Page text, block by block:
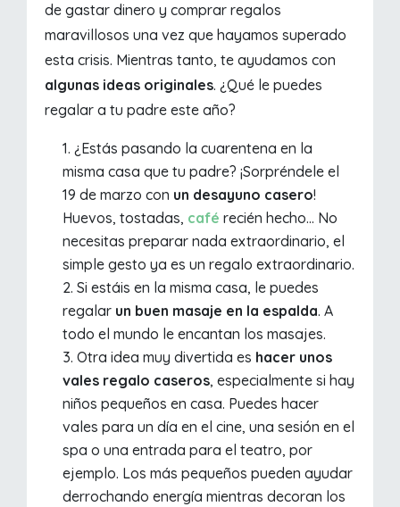
de gastar dinero y comprar regalos
maravillosos una vez que hayamos superado
esta crisis. Mientras tanto, te ayudamos con
algunas ideas originales. ¿Qué le puedes
regalar a tu padre este año?
¿Estás pasando la cuarentena en la
misma casa que tu padre? ¡Sorpréndele el
19 de marzo con un desayuno casero!
Huevos, tostadas, café recién hecho... No
necesitas preparar nada extraordinario, el
simple gesto ya es un regalo extraordinario.
Si estáis en la misma casa, le puedes
regalar un buen masaje en la espalda. A
todo el mundo le encantan los masajes.
Otra idea muy divertida es hacer unos
vales regalo caseros, especialmente si hay
niños pequeños en casa. Puedes hacer
vales para un día en el cine, una sesión en el
spa o una entrada para el teatro, por
ejemplo. Los más pequeños pueden ayudar
derrochando energía mientras decoran los